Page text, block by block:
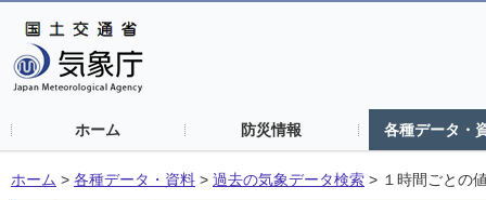
ホーム 防災情報 各種データ・
ホーム > 各種データ・資料 > 過去の気象データ検索 > １時間ごとの